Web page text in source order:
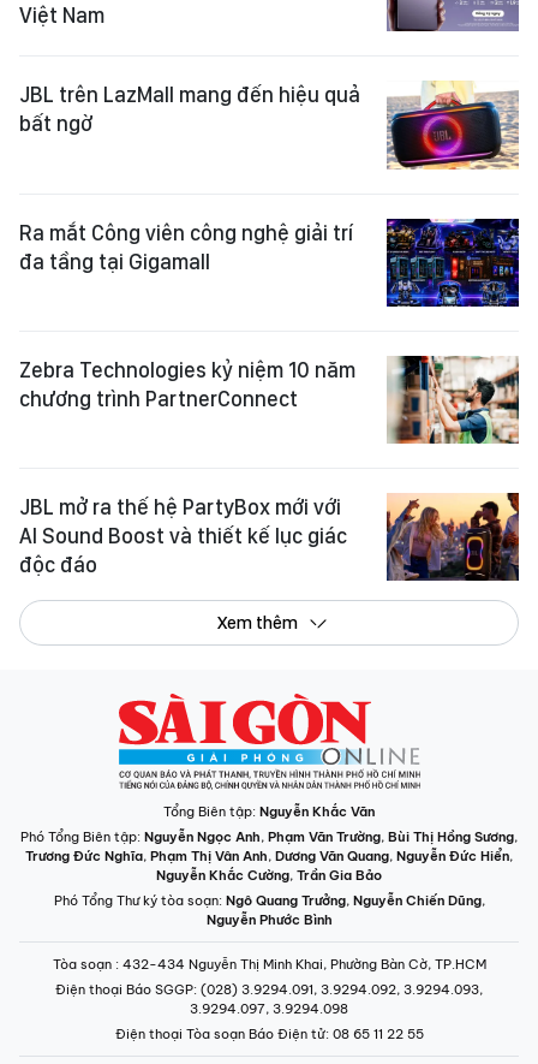
Việt Nam
JBL trên LazMall mang đến hiệu quả
bất ngờ
Ra mắt Công viên công nghệ giải trí
đa tầng tại Gigamall
Zebra Technologies kỷ niệm 10 năm
chương trình PartnerConnect
JBL mở ra thế hệ PartyBox mới với
AI Sound Boost và thiết kế lục giác
độc đáo
Xem thêm
Tổng Biên tập: Nguyễn Khắc Văn
Phó Tổng Biên tập: Nguyễn Ngọc Anh, Phạm Văn Trường, Bùi Thị Hồng Sương,
Trương Đức Nghĩa, Phạm Thị Vân Anh, Dương Văn Quang, Nguyễn Đức Hiển,
Nguyễn Khắc Cường, Trần Gia Bảo
Phó Tổng Thư ký tòa soạn: Ngô Quang Trưởng, Nguyễn Chiến Dũng,
Nguyễn Phước Bình
Tòa soạn : 432-434 Nguyễn Thị Minh Khai, Phường Bàn Cờ, TP.HCM
Điện thoại Báo SGGP: (028) 3.9294.091, 3.9294.092, 3.9294.093,
3.9294.097, 3.9294.098
Điện thoại Tòa soạn Báo Điện tử: 08 65 11 22 55